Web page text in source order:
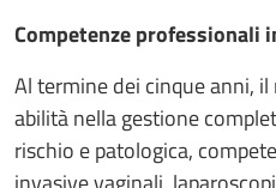
Competenze professionali
Al termine dei cinque anni,
abilità nella gestione
rischio e patologica,